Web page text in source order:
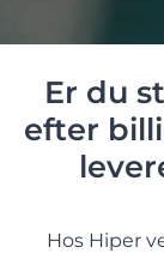
Er du
efter
Hos Hiper